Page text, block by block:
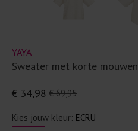
YAYA
Sweater met korte mouwen
€ 69,95
€ 34,98
Kies jouw kleur: ECRU